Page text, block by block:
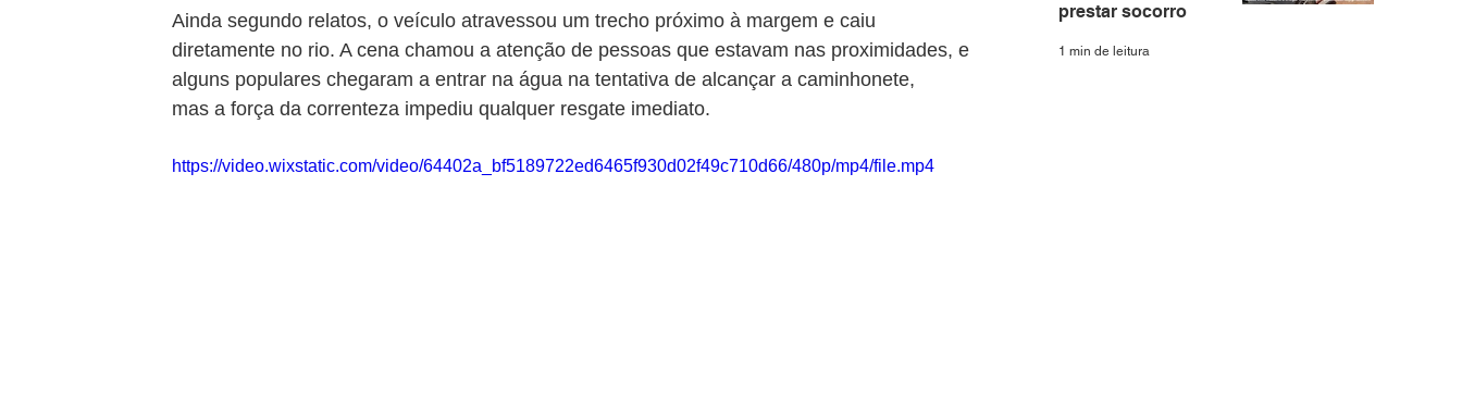
Ainda segundo relatos, o veículo atravessou um trecho próximo à margem e caiu
diretamente no rio. A cena chamou a atenção de pessoas que estavam nas proximidades, e
alguns populares chegaram a entrar na água na tentativa de alcançar a caminhonete,
mas a força da correnteza impediu qualquer resgate imediato.
https://video.wixstatic.com/video/64402a_bf5189722ed6465f930d02f49c710d66/480p/mp4/file.mp4
prestar socorro
1 min de leitura